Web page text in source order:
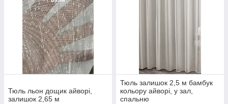
Тюль льон дощик айворі,
залишок 2,65 м
Тюль залишок 2,5 м бамбук
кольору айворі, у зал,
спальню